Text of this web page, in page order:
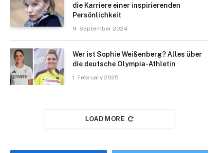
die Karriere einer inspirierenden
Persönlichkeit
9. September 2024
Wer ist Sophie Weißenberg? Alles über
die deutsche Olympia-Athletin
1. February 2025
LOAD MORE